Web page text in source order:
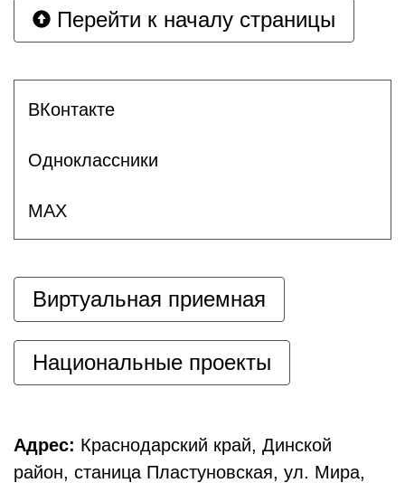
Перейти к началу страницы
ВКонтакте
Одноклассники
MAX
Виртуальная приемная
Национальные проекты
Адрес: Краснодарский край, Динской
район, станица Пластуновская, ул. Мира,